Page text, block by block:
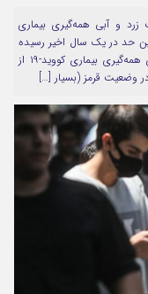
و آبی همه‌گیری بیماری
کمترین حد در یک سال اخیر رسیده
است. پژمان عقدک افزود: بر اساس آخرین رنگ‌بندی همه‌گیری بیماری کووید-۱۹ از